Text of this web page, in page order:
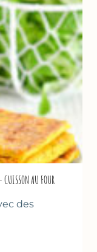
CUISSON AU FOUR
des